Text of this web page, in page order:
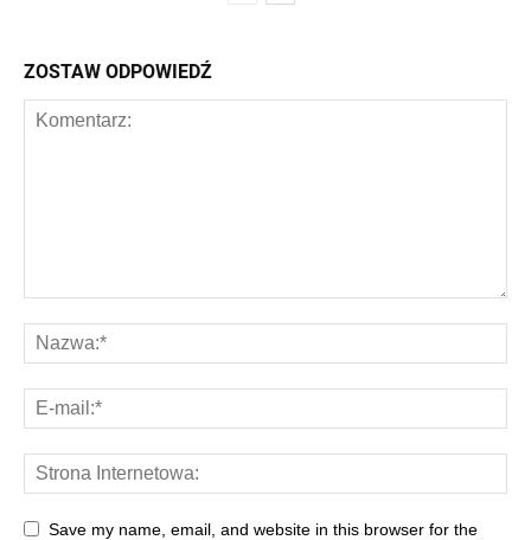
ZOSTAW ODPOWIEDŹ
Save my name, email, and website in this browser for the